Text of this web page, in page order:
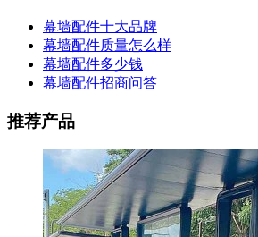
幕墙配件十大品牌
幕墙配件质量怎么样
幕墙配件多少钱
幕墙配件招商问答
推荐产品